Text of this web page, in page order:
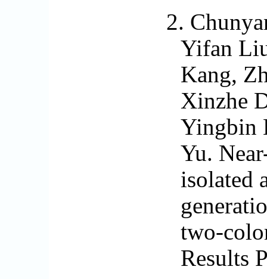
2.
Yifan
Kang,
Xinzhe
Yingbin
Yu.
isolated
two-
Results